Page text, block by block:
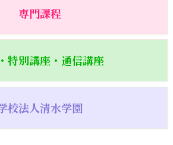
専門課程
特別講座・通信講座
校法人清水学園